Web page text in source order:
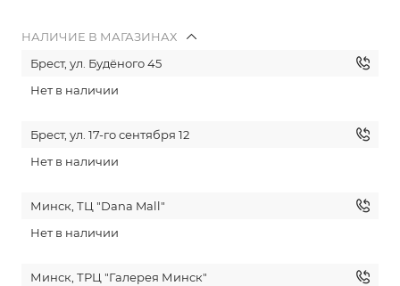
НАЛИЧИЕ В МАГАЗИНАХ
Брест, ул. Будёного 45
Нет в наличии
Брест, ул. 17-го сентября 12
Нет в наличии
Минск, ТЦ "Dana Mall"
Нет в наличии
Минск, ТРЦ "Галерея Минск"